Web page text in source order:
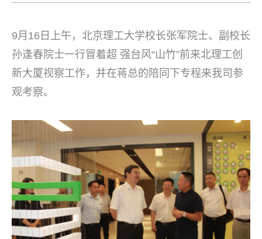
9月16日上午，北京理工大学校长张军院士、副校长
孙逢春院士一行冒着超 强台风“山竹”前来北理工创
新大厦视察工作，并在蒋总的陪同下专程来我司参
观考察。